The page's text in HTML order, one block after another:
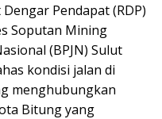
Pendapat (RDP)
Soputan Mining
(BPJN) Sulut
kondisi jalan di
menghubungkan
Bitung yang